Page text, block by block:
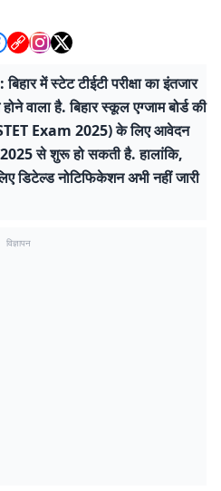
में स्टेट टीईटी परीक्षा का इंतजार
वाला है. बिहार स्कूल एग्जाम बोर्ड की
Exam 2025) के लिए आवेदन
से शुरू हो सकती है. हालांकि,
डिटेल्ड नोटिफिकेशन अभी नहीं जारी
विज्ञापन